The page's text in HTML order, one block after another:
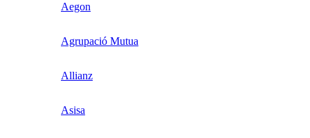
Aegon
Agrupació Mutua
Allianz
Asisa